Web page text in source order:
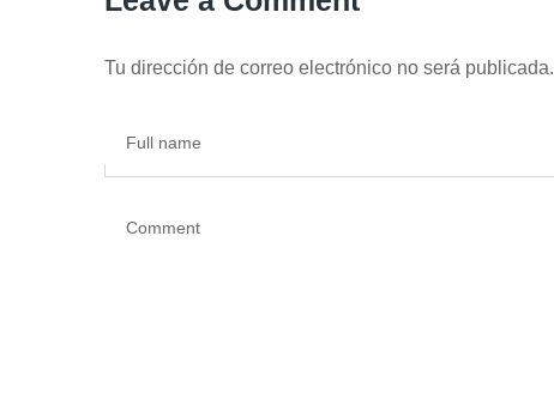
Tu dirección de correo electrónico no será publicada.
Full name
Comment